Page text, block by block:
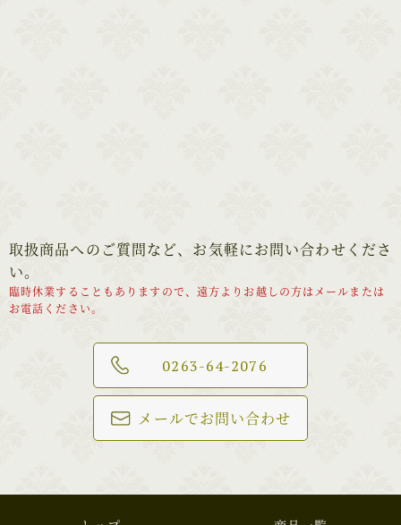
取扱商品へのご質問など、お気軽にお問い合わせくださ
い。
臨時休業することもありますので、遠方よりお越しの方はメールまたは
お電話ください。
0263-64-2076
メールでお問い合わせ